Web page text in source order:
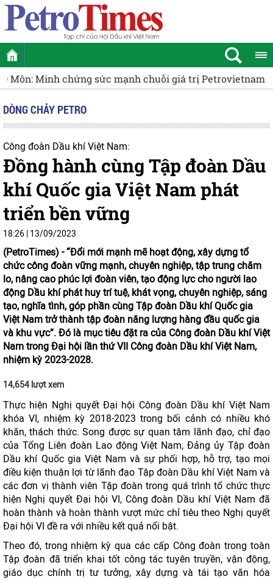
Quy định tiêu chí phân loại doanh nghiệp nhà nước để
DÒNG CHẢY PETRO
Công đoàn Dầu khí Việt Nam:
Đồng hành cùng Tập đoàn Dầu
khí Quốc gia Việt Nam phát
triển bền vững
18:26 | 13/09/2023
(PetroTimes) -“Đổi mới mạnh mẽ hoạt động, xây dựng tổ
chức công đoàn vững mạnh, chuyên nghiệp, tập trung chăm
lo, nâng cao phúc lợi đoàn viên, tạo động lực cho người lao
động Dầu khí phát huy trí tuệ, khát vọng, chuyên nghiệp, sáng
tạo, nghĩa tình, góp phần cùng Tập đoàn Dầu khí Quốc gia
Việt Nam trở thành tập đoàn năng lượng hàng đầu quốc gia
và khu vực”. Đó là mục tiêu đặt ra của Công đoàn Dầu khí Việt
Nam trong Đại hội lần thứ VII Công đoàn Dầu khí Việt Nam,
nhiệm kỳ 2023-2028.
14,654 lượt xem
Thực hiện Nghị quyết Đại hội Công đoàn Dầu khí Việt Nam
khóa VI, nhiệm kỳ 2018-2023 trong bối cảnh có nhiều khó
khăn, thách thức. Song được sự quan tâm lãnh đạo, chỉ đạo
của Tổng Liên đoàn Lao động Việt Nam, Đảng ủy Tập đoàn
Dầu khí Quốc gia Việt Nam và sự phối hợp, hỗ trợ, tạo mọi
điều kiện thuận lợi từ lãnh đạo Tập đoàn Dầu khí Việt Nam và
các đơn vị thành viên Tập đoàn trong quá trình tổ chức thực
hiện Nghị quyết Đại hội VI, Công đoàn Dầu khí Việt Nam đã
hoàn thành và hoàn thành vượt mức chỉ tiêu theo Nghị quyết
Đại hội VI đề ra với nhiều kết quả nổi bật.
Theo đó, trong nhiệm kỳ qua các cấp Công đoàn trong toàn
Tập đoàn đã triển khai tốt công tác tuyên truyền, vận động,
giáo dục chính trị tư tưởng, xây dựng và tái tạo văn hóa